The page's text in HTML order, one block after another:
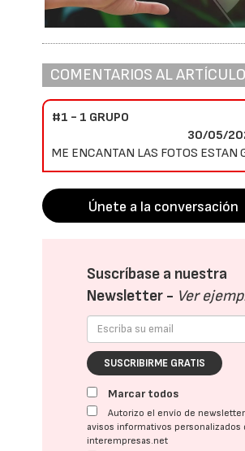
COMENTARIOS AL
#1 - 1 GRUPO
30/05/
ME ENCANTAN LAS FOTOS ESTAN
Únete a la conversación
Suscríbase a nuestra
Newsletter - Ver
SUSCRIBIRME GRATIS
Marcar todos
Autorizo el envío de
avisos informativos personalizados
interempresas.net